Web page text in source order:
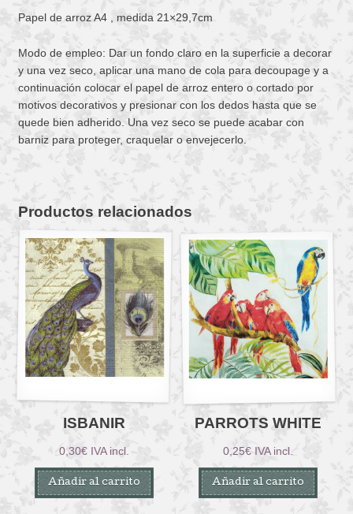
Papel de arroz A4 , medida 21×29,7cm
Modo de empleo: Dar un fondo claro en la superficie a decorar
y una vez seco, aplicar una mano de cola para decoupage y a
continuación colocar el papel de arroz entero o cortado por
motivos decorativos y presionar con los dedos hasta que se
quede bien adherido. Una vez seco se puede acabar con
barniz para proteger, craquelar o envejecerlo.
Productos relacionados
ISBANIR
0,30€ IVA incl.
Añadir al carrito
PARROTS WHITE
0,25€ IVA incl.
Añadir al carrito